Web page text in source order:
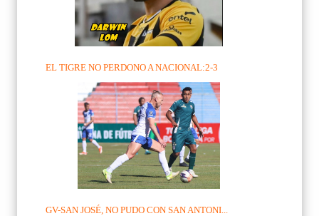
EL TIGRE NO PERDONO A NACIONAL:2-3
GV-SAN JOSÉ, NO PUDO CON SAN ANTONI...